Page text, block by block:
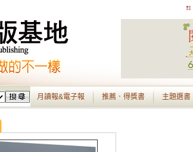
月讀報&電子報 推薦．得獎書 主題選書